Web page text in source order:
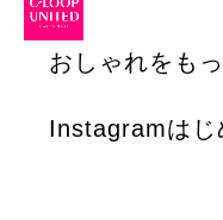
おしゃれをもっ
Instagramはじ